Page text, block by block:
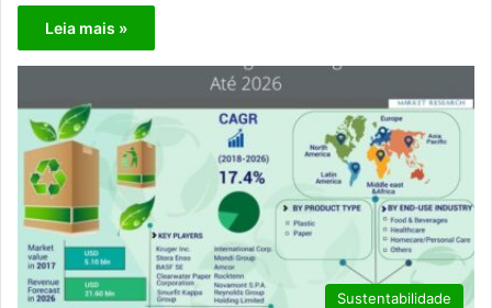
Leia mais »
Sustentabilidade